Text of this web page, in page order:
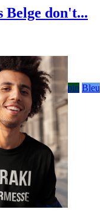
Belge don't...
Bleu foncé sapin Bleu